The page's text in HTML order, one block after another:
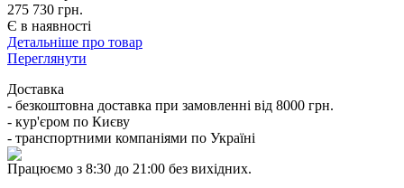
275 730 грн.
Є в наявності
Детальніше про товар
Переглянути
Доставка
- безкоштовна доставка при замовленні від 8000 грн.
- кур'єром по Києву
- транспортними компаніями по Україні
Працюємо з 8:30 до 21:00 без вихідних.